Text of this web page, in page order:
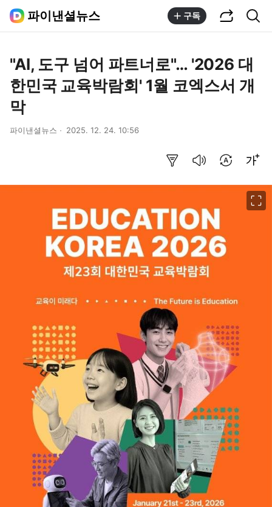
파이낸셜뉴스 구독
"AI, 도구 넘어 파트너로"… '2026 대
한민국 교육박람회' 1월 코엑스서 개
막
파이낸셜뉴스 2025. 12. 24. 10:56